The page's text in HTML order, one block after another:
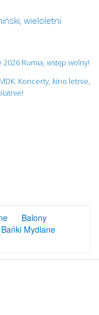
wieloletni
Rumia, wstęp wolny!
Koncerty, kino letnie,
Balony
Bańki Mydlane